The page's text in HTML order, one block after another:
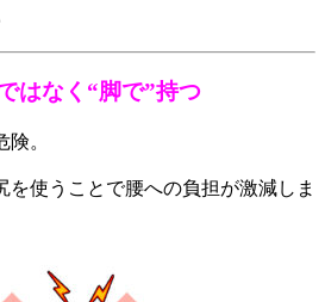
はなく“脚で”持つ
。
を使うことで腰への負担が激減しま